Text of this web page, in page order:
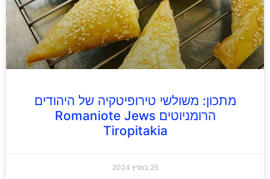
מתכון: משולשי טירופיטקיה של היהודים
הרומניוטים Romaniote Jews
Tiropitakia
25 במרץ 2024